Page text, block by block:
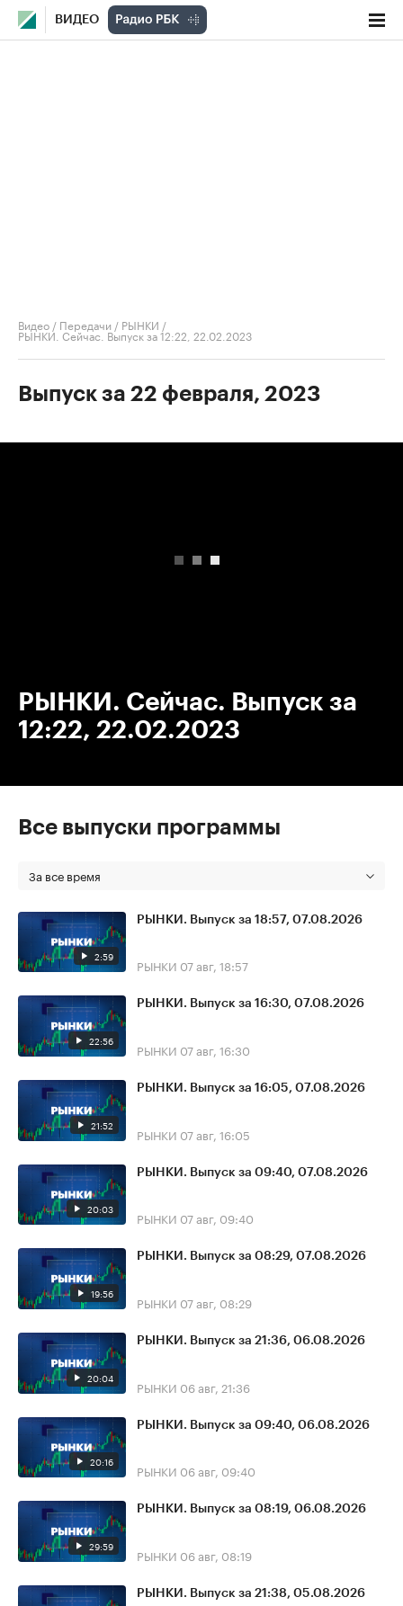
ВИДЕО
Видео / Передачи / РЫНКИ /
РЫНКИ. Сейчас. Выпуск за 12:22, 22.02.2023
Выпуск за 22 февраля, 2023
РЫНКИ. Сейчас. Выпуск за
12:22, 22.02.2023
Все выпуски программы
За все время
2:59
РЫНКИ. Выпуск за 18:57, 07.08.2026
РЫНКИ 07 авг, 18:57
22:56
РЫНКИ. Выпуск за 16:30, 07.08.2026
РЫНКИ 07 авг, 16:30
21:52
РЫНКИ. Выпуск за 16:05, 07.08.2026
РЫНКИ 07 авг, 16:05
20:03
РЫНКИ. Выпуск за 09:40, 07.08.2026
РЫНКИ 07 авг, 09:40
19:56
РЫНКИ. Выпуск за 08:29, 07.08.2026
РЫНКИ 07 авг, 08:29
20:04
РЫНКИ. Выпуск за 21:36, 06.08.2026
РЫНКИ 06 авг, 21:36
20:16
РЫНКИ. Выпуск за 09:40, 06.08.2026
РЫНКИ 06 авг, 09:40
29:59
РЫНКИ. Выпуск за 08:19, 06.08.2026
РЫНКИ 06 авг, 08:19
РЫНКИ. Выпуск за 21:38, 05.08.2026